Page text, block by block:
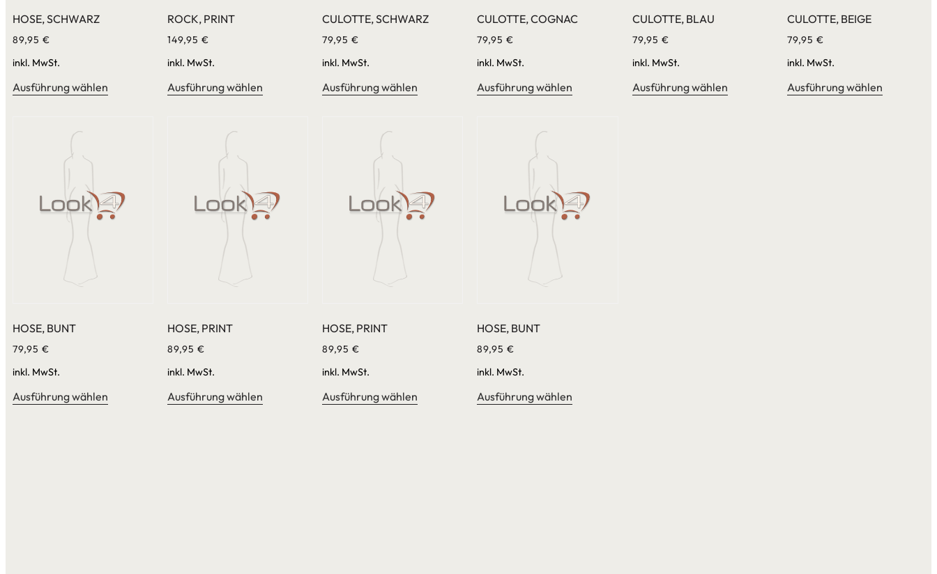
HOSE, SCHWARZ
89,95 €
inkl. MwSt.
Ausführung wählen
ROCK, PRINT
149,95€
inkl. MwSt.
Ausführung wählen
CULOTTE, SCHWARZ
79,95€
inkl. MwSt.
Ausführung wählen
CULOTTE, COGNAC
79,95€
inkl. MwSt.
Ausführung wählen
CULOTTE, BLAU
79,95 €
inkl. MwSt.
Ausführung wählen
CULOTTE, BEIGE
79,95 €
inkl. MwSt.
Ausführung wählen
HOSE, BUNT
79,95 €
inkl. MwSt.
Ausführung wählen
HOSE, PRINT
89,95€
inkl. MwSt.
Ausführung wählen
HOSE, PRINT
89,95€
inkl. MwSt.
Ausführung wählen
HOSE, BUNT
89,95€
inkl. MwSt.
Ausführung wählen